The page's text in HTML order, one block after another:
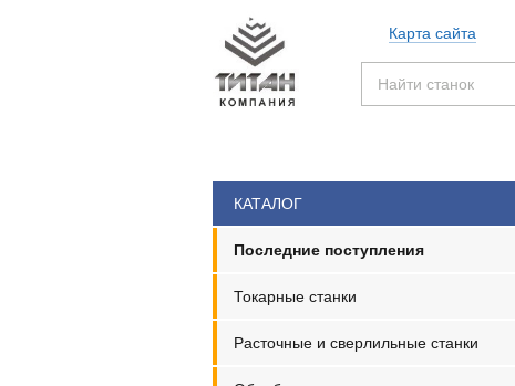
Карта сайта
КАТАЛОГ
последние поступления
токарные станки
расточные и сверлильные станки